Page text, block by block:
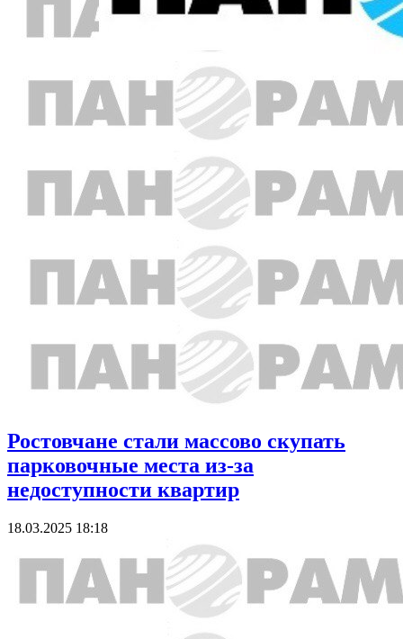
Ростовчане стали массово скупать
парковочные места из-за
недоступности квартир
18.03.2025 18:18